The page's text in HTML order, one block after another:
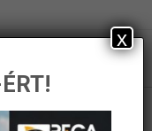
-26%
x